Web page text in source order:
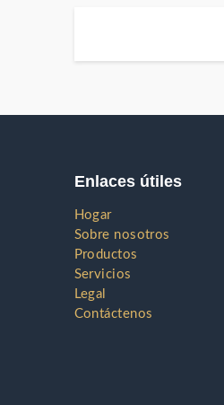
Enlaces útiles
Hogar
Sobre nosotros
Productos
Servicios
Legal
Contáctenos